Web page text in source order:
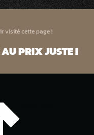
visité cette page !
PRIX JUSTE !